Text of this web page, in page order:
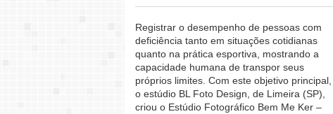
Registrar o desempenho de pessoas com
deficiência tanto em situações cotidianas
quanto na prática esportiva, mostrando a
capacidade humana de transpor seus
próprios limites. Com este objetivo principal,
o estúdio BL Foto Design, de Limeira (SP),
criou o Estúdio Fotográfico Bem Me Ker –